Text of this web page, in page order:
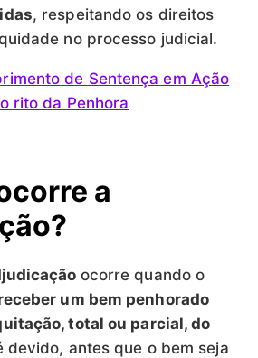
, respeitando os direitos
no processo judicial.
de Sentença em Ação
rito da Penhora
a
ocorre quando o
um bem penhorado
total ou parcial, do
devido, antes que o bem seja